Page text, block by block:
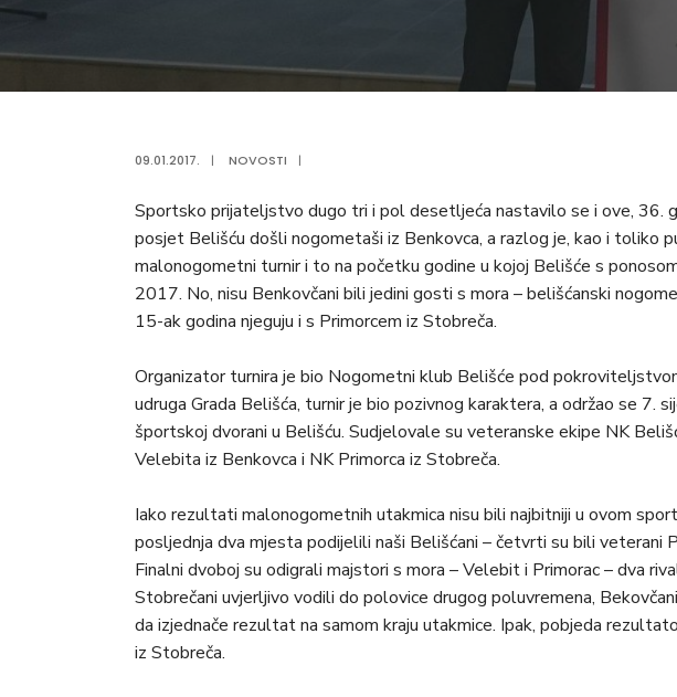
09.01.2017. | NOVOSTI |
Sportsko prijateljstvo dugo tri i pol desetljeća nastavilo se i ove, 36.
posjet Belišću došli nogometaši iz Benkovca, a razlog je, kao i toliko
malonogometni turnir i to na početku godine u kojoj Belišće s
2017. No, nisu Benkovčani bili jedini gosti s mora – belišćanski
15-ak godina njeguju i s Primorcem iz Stobreča.
Organizator turnira je bio Nogometni klub Belišće pod
udruga Grada Belišća, turnir je bio pozivnog karaktera, a održao se 7.
športskoj dvorani u Belišću. Sudjelovale su veteranske ekipe NK
Velebita iz Benkovca i NK Primorca iz Stobreča.
Iako rezultati malonogometnih utakmica nisu bili najbitniji u ovom
posljednja dva mjesta podijelili naši Belišćani – četvrti su bili veterani
Finalni dvoboj su odigrali majstori s mora – Velebit i Primorac – dva
Stobrečani uvjerljivo vodili do polovice drugog poluvremena,
da izjednače rezultat na samom kraju utakmice. Ipak, pobjeda
iz Stobreča.